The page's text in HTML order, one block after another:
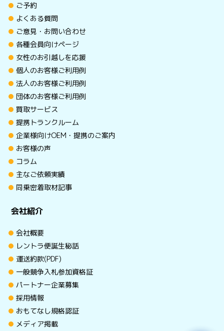
ご予約
よくある質問
ご意見・お問い合わせ
各種会員向けページ
女性のお引越しを応援
個人のお客様ご利用例
法人のお客様ご利用例
団体のお客様ご利用例
買取サービス
提携トランクルーム
企業様向けOEM・提携のご案内
お客様の声
コラム
主なご依頼実績
同乗密着取材記事
会社紹介
会社概要
レントラ便誕生秘話
運送約款(PDF)
一般競争入札参加資格証
パートナー企業募集
採用情報
おもてなし規格認証
メディア掲載